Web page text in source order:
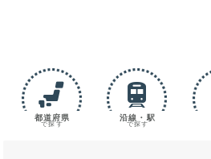
都道府県
で探す
沿線・駅
で探す